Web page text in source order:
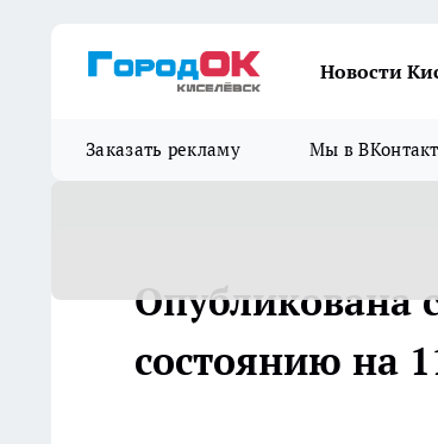
Новости
Заказать рекламу Мы в
Опубликована
состоянию на